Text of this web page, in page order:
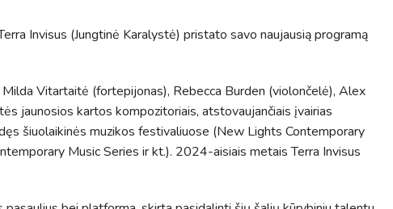
Invisus (Jungtinė Karalystė) pristato savo naujausią programą
Vitartaitė (fortepijonas), Rebecca Burden (violončelė), Alex
jaunosios kartos kompozitoriais, atstovaujančiais įvairias
šiuolaikinės muzikos festivaliuose (New Lights Contemporary
Music Series ir kt.). 2024-aisiais metais Terra Invisus